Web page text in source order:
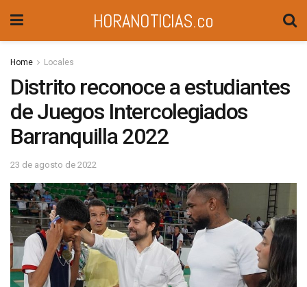
HORANOTICIAS.co
Home Locales
Distrito reconoce a estudiantes
de Juegos Intercolegiados
Barranquilla 2022
23 de agosto de 2022